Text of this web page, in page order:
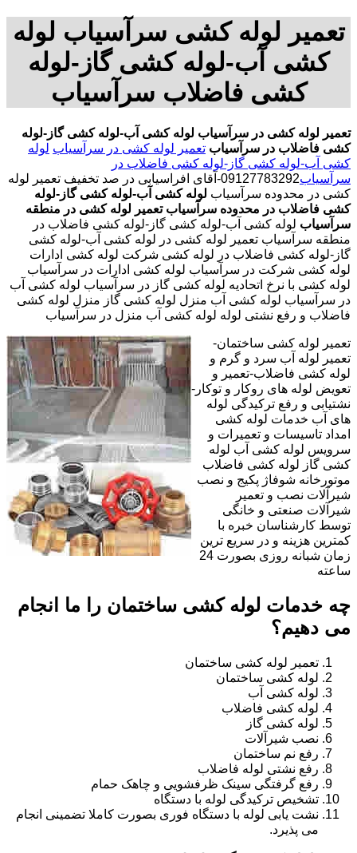
تعمیر لوله کشی سرآسیاب لوله
کشی آب-لوله کشی گاز-لوله
کشی فاضلاب سرآسیاب
تعمیر لوله کشی در سرآسیاب لوله کشی آب-لوله کشی گاز-لوله
کشی فاضلاب در سرآسیاب تعمیر لوله کشی در سرآسیاب لوله
کشی آب-لوله کشی گاز-لوله کشی فاضلاب در
سرآسیاب
09127783292-آقای افراسیابی در صد تخفیف تعمیر لوله
کشی در محدوده سرآسیاب لوله کشی آب-لوله کشی گاز-لوله
کشی فاضلاب در محدوده سرآسیاب تعمیر لوله کشی در منطقه
سرآسیاب لوله کشی آب-لوله کشی گاز-لوله کشی فاضلاب در
منطقه سرآسیاب تعمیر لوله کشی در لوله کشی آب-لوله کشی
گاز-لوله کشی فاضلاب در لوله کشی شرکت لوله کشی ادارات
لوله کشی شرکت در سرآسیاب لوله کشی ادارات در سرآسیاب
لوله کشی با نرخ اتحادیه لوله کشی گاز در سرآسیاب لوله کشی آب
در سرآسیاب لوله کشی آب منزل لوله کشی گاز منزل لوله کشی
فاضلاب و رفع نشتی لوله لوله کشی آب منزل در سرآسیاب
تعمیر لوله کشی ساختمان-
تعمیر لوله آب سرد و گرم و
لوله کشی فاضلاب-تعمیر و
تعویض لوله های روکار و توکار-
نشتیابی و رفع ترکیدگی لوله
های آب خدمات لوله کشی
امداد تاسیسات و تعمیرات و
سرویس لوله کشی آب لوله
کشی گاز لوله کشی فاضلاب
موتورخانه شوفاژ پکیج و نصب
شیرآلات نصب و تعمیر
شیرآلات صنعتی و خانگی
توسط کارشناسان خبره با
کمترین هزینه و در سریع ترین
زمان شبانه روزی بصورت 24
ساعته
چه خدمات لوله کشی ساختمان را ما انجام
می دهیم؟
تعمیر لوله کشی ساختمان
لوله کشی ساختمان
لوله کشی آب
لوله کشی فاضلاب
لوله کشی گاز
نصب شیرآلات
رفع نم ساختمان
رفع نشتی لوله فاضلاب
رفع گرفتگی سینک ظرفشویی و چاهک حمام
تشخیص ترکیدگی لوله با دستگاه
نشت یابی لوله با دستگاه فوری بصورت کاملا تضمینی انجام
می پذیرد.